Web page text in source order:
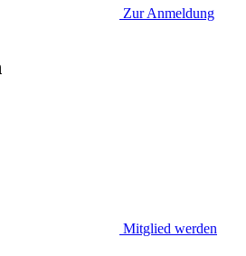
Zur Anmeldung
Mitglied werden